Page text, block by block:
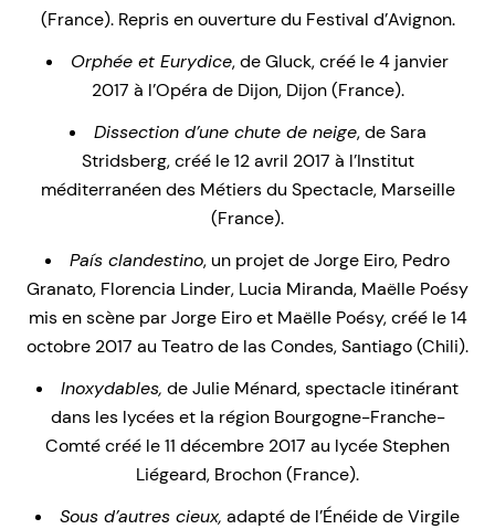
(France). Repris en ouverture du Festival d’Avignon.
Orphée et Eurydice, de Gluck, créé le 4 janvier
2017 à l’Opéra de Dijon, Dijon (France).
Dissection d’une chute de neige, de Sara
Stridsberg, créé le 12 avril 2017 à l’Institut
méditerranéen des Métiers du Spectacle, Marseille
(France).
País clandestino, un projet de Jorge Eiro, Pedro
Granato, Florencia Linder, Lucia Miranda, Maëlle Poésy
mis en scène par Jorge Eiro et Maëlle Poésy, créé le 14
octobre 2017 au Teatro de las Condes, Santiago (Chili).
Inoxydables, de Julie Ménard, spectacle itinérant
dans les lycées et la région Bourgogne-Franche-
Comté créé le 11 décembre 2017 au lycée Stephen
Liégeard, Brochon (France).
Sous d’autres cieux, adapté de l’Énéide de Virgile